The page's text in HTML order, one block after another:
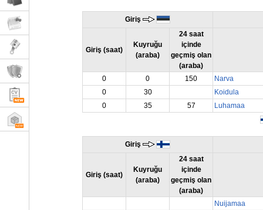
Giriş
Giriş (saat)
Kuyruğu
(araba)
24 saat
içinde
geçmiş olan
(araba)
0
0 150
Narva
0
30
Koidula
0
35 57 Luhamaa
Giriş
Giriş (saat)
Kuyruğu
(araba)
24 saat
içinde
geçmiş olan
(araba)
Nuijamaa